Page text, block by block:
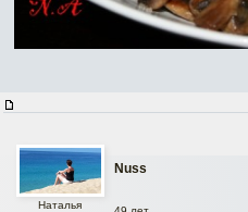
Nuss
Наталья